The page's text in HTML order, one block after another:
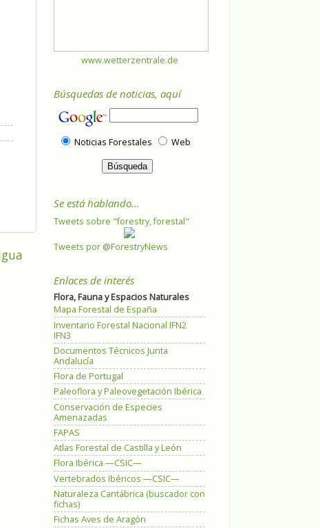
www.wetterzentrale.de
Búsquedas de noticias, aquí
Noticias Forestales Web
Se está hablando...
Tweets sobre "forestry, forestal"
Tweets por @ForestryNews
Enlaces de interés
Flora, Fauna y Espacios Naturales
Mapa Forestal de España
Inventario Forestal Nacional IFN2
IFN3
Documentos Técnicos Junta
Andalucía
Flora de Portugal
Paleoflora y Paleovegetación Ibérica
Conservación de Especies
Amenazadas
FAPAS
Atlas Forestal de Castilla y León
Flora Ibérica —CSIC—
Vertebrados Ibéricos —CSIC—
Naturaleza Cantábrica (buscador con
fichas)
Fichas Aves de Aragón